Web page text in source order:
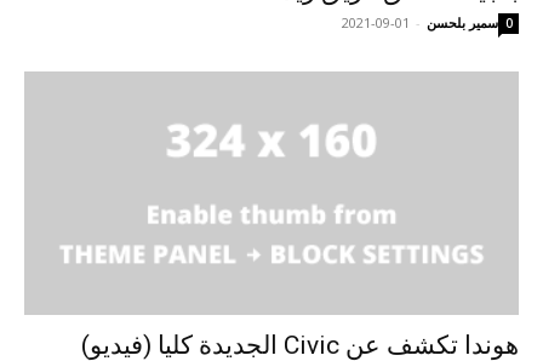
سمير بلحسن -
2021-09-01 0
هوندا تكشف عن Civic الجديدة كليا (فيديو)